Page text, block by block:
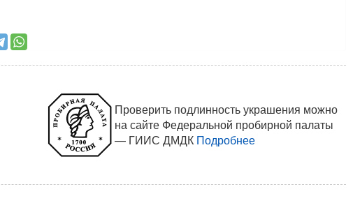
Проверить подлинность украшения можно
на сайте Федеральной пробирной палаты
— ГИИС ДМДК Подробнее